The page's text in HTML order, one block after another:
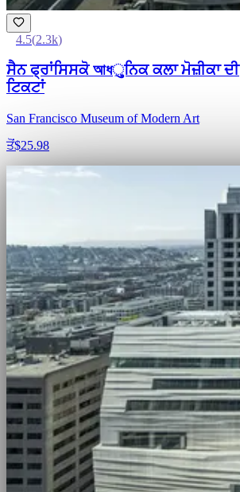
4.5(2.3k)
ਸੈਨ ਫ੍ਰਾਂਸਿਸਕੋ আধુਨਿਕ ਕਲਾ ਮੋਜ਼ੀਕਾ ਦੀ
ਟਿਕਟਾਂ
San Francisco Museum of Modern Art
ਤੋਂ$25.98